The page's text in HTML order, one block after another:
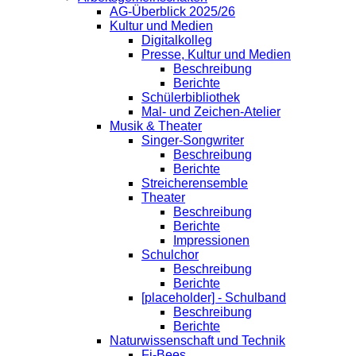
AG-Überblick 2025/26
Kultur und Medien
Digitalkolleg
Presse, Kultur und Medien
Beschreibung
Berichte
Schülerbibliothek
Mal- und Zeichen-Atelier
Musik & Theater
Singer-Songwriter
Beschreibung
Berichte
Streicherensemble
Theater
Beschreibung
Berichte
Impressionen
Schulchor
Beschreibung
Berichte
[placeholder] - Schulband
Beschreibung
Berichte
Naturwissenschaft und Technik